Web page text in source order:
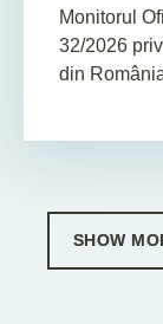
Monitorul
32/2026
din
SHOW